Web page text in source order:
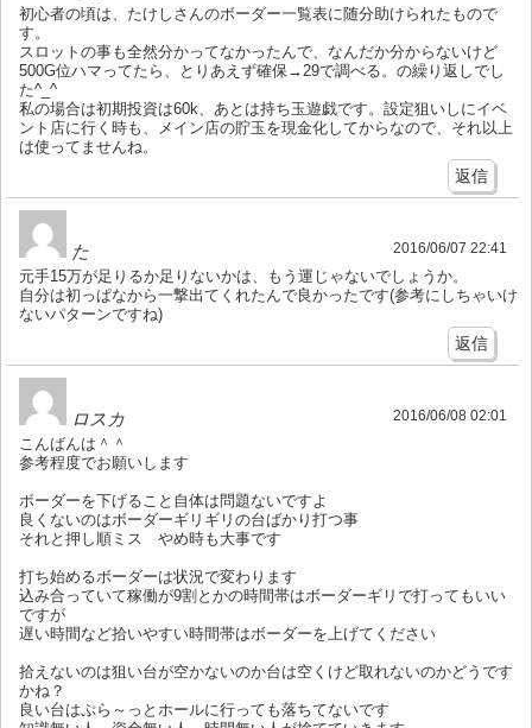
初心者の頃は、たけしさんのボーダー一覧表に随分助けられたもので
す。
スロットの事も全然分かってなかったんで、なんだか分からないけど
500G位ハマってたら、とりあえず確保→29で調べる。の繰り返しでし
た^_^
私の場合は初期投資は60k、あとは持ち玉遊戯です。設定狙いしにイベ
ント店に行く時も、メイン店の貯玉を現金化してからなので、それ以上
は使ってませんね。
返信
た 2016/06/07 22:41
元手15万が足りるか足りないかは、もう運じゃないでしょうか。
自分は初っぱなから一撃出てくれたんで良かったです(参考にしちゃいけ
ないパターンですね)
返信
ロスカ 2016/06/08 02:01
こんばんは＾＾
参考程度でお願いします
ボーダーを下げること自体は問題ないですよ
良くないのはボーダーギリギリの台ばかり打つ事
それと押し順ミス やめ時も大事です
打ち始めるボーダーは状況で変わります
込み合っていて稼働が9割とかの時間帯はボーダーギリで打ってもいい
ですが
遅い時間など拾いやすい時間帯はボーダーを上げてください
拾えないのは狙い台が空かないのか台は空くけど取れないのかどうです
かね？
良い台はぷら～っとホールに行っても落ちてないです